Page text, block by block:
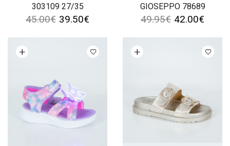
303109 27/35
45.00€ 39.50€
GIOSEPPO 78689
49.95€ 42.00€
opções Ver opções